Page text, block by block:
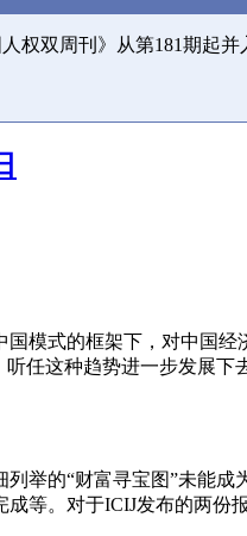
权双周刊》从第181期起
国模式的框架下，对中国
任这种趋势进一步发展下
举的“财富寻宝图”未能
等。对于ICIJ发布的两份